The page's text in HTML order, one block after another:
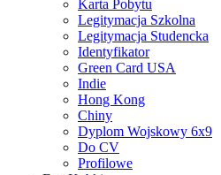
Karta Pobytu
Legitymacja Szkolna
Legitymacja Studencka
Identyfikator
Green Card USA
Indie
Hong Kong
Chiny
Dyplom Wojskowy 6x9
Do CV
Profilowe